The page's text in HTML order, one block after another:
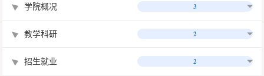
▶ 学院概况 3
▶ 教学科研 2
▶ 招生就业 2